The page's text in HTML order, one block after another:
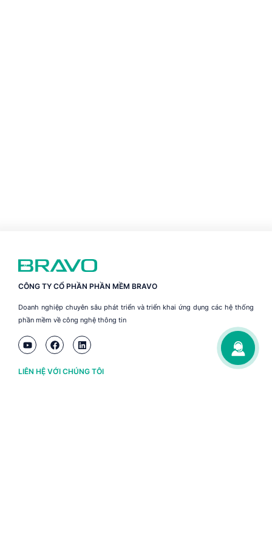
CÔNG TY CỔ PHẦN PHẦN MỀM BRAVO
Doanh nghiệp chuyên sâu phát triển và triển khai ứng dụng các hệ thống
phần mềm về công nghệ thông tin
LIÊN HỆ VỚI CHÚNG TÔI